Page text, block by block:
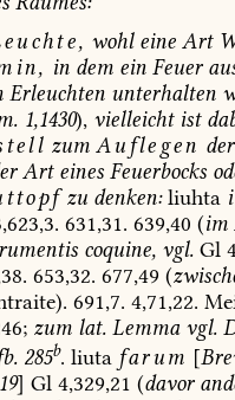
wohleine Art
indemeinFeuer
Erleuchten unterhalten
1,1430), vielleichtist
zum Auflegen der
ArteinesFeuerbocks
zu denken:liuhta
631,31. 639,40 (im
coquine,vgl.Gl
653,32. 677,49 (
). 691,7. 4,71,22.
zumlat. Lemmavgl.
285b. liuta farum [
] Gl4,329,21 (davor